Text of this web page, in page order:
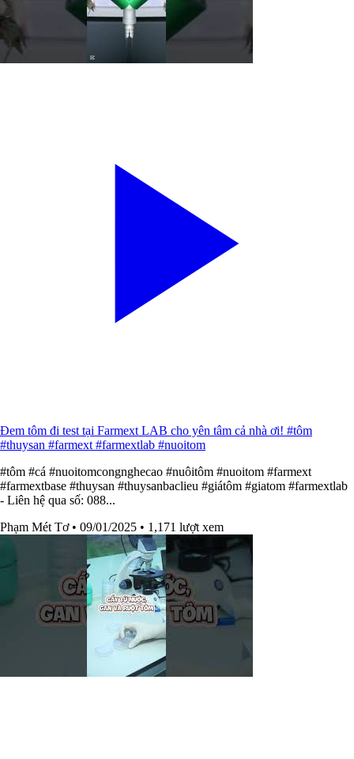
Đem tôm đi test tại Farmext LAB cho yên tâm cả nhà ơi! #tôm
#thuysan #farmext #farmextlab #nuoitom
#tôm #cá #nuoitomcongnghecao #nuôitôm #nuoitom #farmext
#farmextbase #thuysan #thuysanbaclieu #giátôm #giatom #farmextlab
- Liên hệ qua số: 088...
Phạm Mét Tơ • 09/01/2025 • 1,171 lượt xem